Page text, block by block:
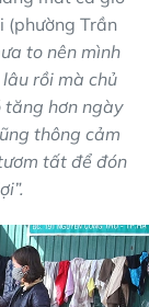
(phường Trần
to nên mình
rồi mà chủ
tăng hơn ngày
thông cảm
tất để đón